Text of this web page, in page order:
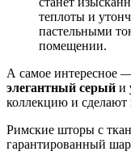
теплоты и
пастельными
помещении.
А самое интересное
элегантный серый и
коллекцию и
Римские шторы с
гарантированный